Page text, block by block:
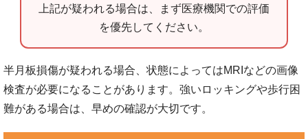
上記が疑われる場合は、まず医療機関での評価
を優先してください。
半月板損傷が疑われる場合、状態によってはMRIなどの画像
検査が必要になることがあります。強いロッキングや歩行困
難がある場合は、早めの確認が大切です。